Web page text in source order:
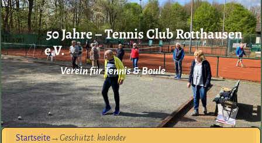
50 Jahre – Tennis Club Rotthausen
e.V.
Verein für Tennis & Boule
Startseite→Geschützt: kalender